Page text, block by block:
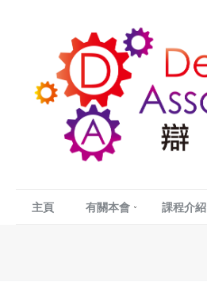
主頁 有關本會 課程介紹